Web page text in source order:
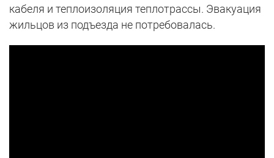
кабеля и теплоизоляция теплотрассы. Эвакуация
жильцов из подъезда не потребовалась.